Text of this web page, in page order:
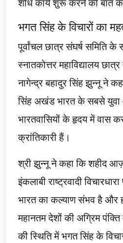
शोध कार्य शुरू करने की बात
भगत सिंह के विचारों का
पूर्वांचल छात्र संघर्ष समिति
स्नातकोत्तर महाविद्यालय
नागेन्द्र बहादुर सिंह झुन्नू ने
सिंह अखंड भारत के सबसे
भारतवासियों के हृदय में वास
क्रांतिकारी हैं।
श्री झुन्नू ने कहा कि शहीद
इंकलाबी राष्ट्रवादी
भारत का कल्याण संभव है और
महानतम देशों की अग्रिम
की स्थिति में भगत सिंह के